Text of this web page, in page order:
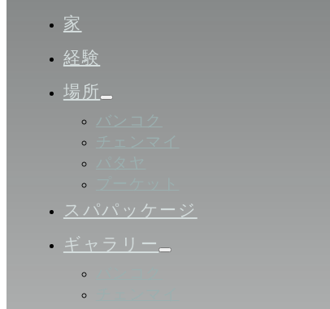
家
経験
場所
バンコク
スパパッケージ
ギャラリー